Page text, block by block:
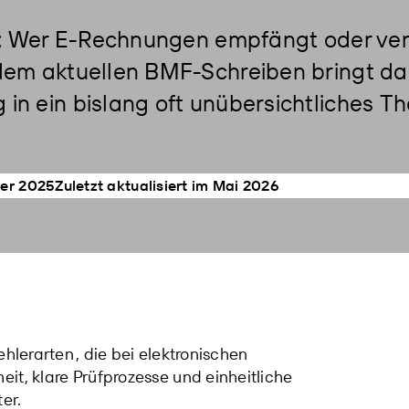
E-Rechnungen empfängt oder
aktuellen BMF-Schreiben bringt
ein bislang oft unübersichtliches
2025Zuletzt aktualisiert im Mai 2026
, die bei elektronischen
klare Prüfprozesse und einheitliche